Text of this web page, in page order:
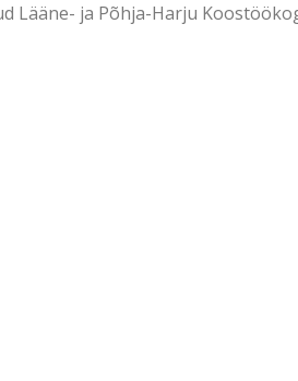
Lääne- ja Põhja-Harju